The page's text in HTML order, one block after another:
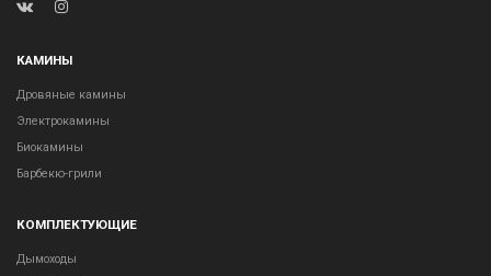
КАМИНЫ
Дровяные камины
Электрокамины
Биокамины
Барбекю-грили
КОМПЛЕКТУЮЩИЕ
Дымоходы